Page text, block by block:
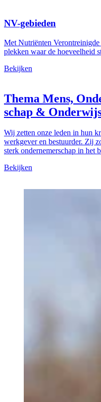
NV-gebieden
Met Nutriënten
plekken waar de hoeveelheid
Bekijken
Thema Mens,
schap &
Wij zetten onze leden in hun
werkgever en bestuurder. Zij
sterk ondernemerschap in het
Bekijken